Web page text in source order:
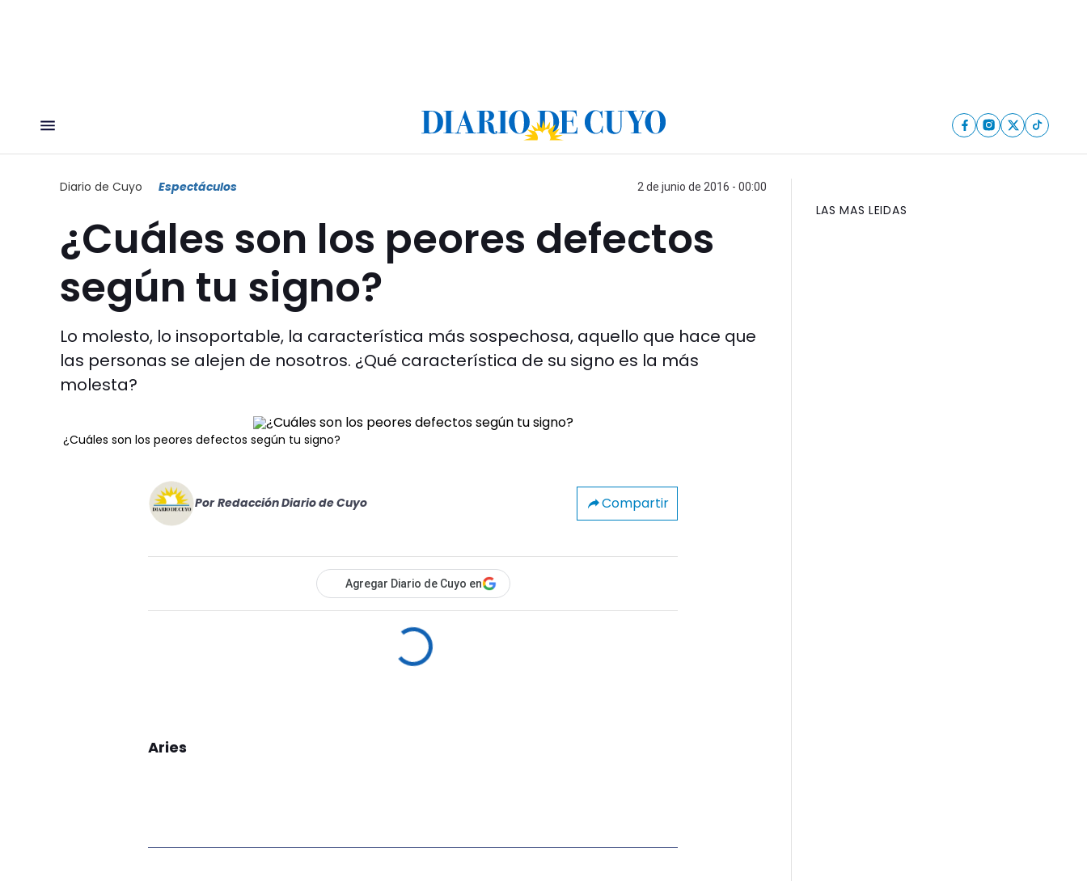
Diario de Cuyo Espectáculos 2 de junio de 2016 - 00:00
¿Cuáles son los peores defectos
según tu signo?
Lo molesto, lo insoportable, la característica más sospechosa, aquello que hace que
las personas se alejen de nosotros. ¿Qué característica de su signo es la más
molesta?
¿Cuáles son los peores defectos según tu signo?
Por Redacción Diario de Cuyo Compartir
Agregar Diario de Cuyo en
Aries
LAS MAS LEIDAS